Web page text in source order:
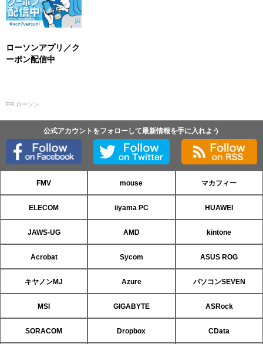
ローソンアプリ／ク
ーポン配信中
PR ローソン
公式アカウントをフォローして最新情報を手に入れよう
FMV mouse マカフィー
ELECOM iiyama PC HUAWEI
JAWS-UG AMD kintone
Acrobat Sycom ASUS ROG
キヤノンMJ Azure パソコンSEVEN
MSI GIGABYTE ASRock
SORACOM Dropbox CData